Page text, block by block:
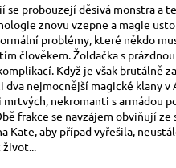
se probouzejí děsivá monstra a
znovu vzepne a magie
problémy, které někdo
člověkem. Žoldačka s
Když je však brutálně
dva nejmocnější magické klany v
nekromanti s armádou
frakce se navzájem obviňují
Kate, aby případ vyřešila,